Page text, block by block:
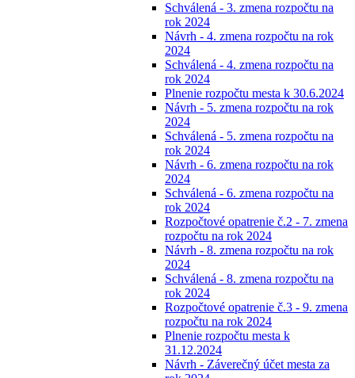
Schválená - 3. zmena rozpočtu na
rok 2024
Návrh - 4. zmena rozpočtu na rok
2024
Schválená - 4. zmena rozpočtu na
rok 2024
Plnenie rozpočtu mesta k 30.6.2024
Návrh - 5. zmena rozpočtu na rok
2024
Schválená - 5. zmena rozpočtu na
rok 2024
Návrh - 6. zmena rozpočtu na rok
2024
Schválená - 6. zmena rozpočtu na
rok 2024
Rozpočtové opatrenie č.2 - 7. zmena
rozpočtu na rok 2024
Návrh - 8. zmena rozpočtu na rok
2024
Schválená - 8. zmena rozpočtu na
rok 2024
Rozpočtové opatrenie č.3 - 9. zmena
rozpočtu na rok 2024
Plnenie rozpočtu mesta k
31.12.2024
Návrh - Záverečný účet mesta za